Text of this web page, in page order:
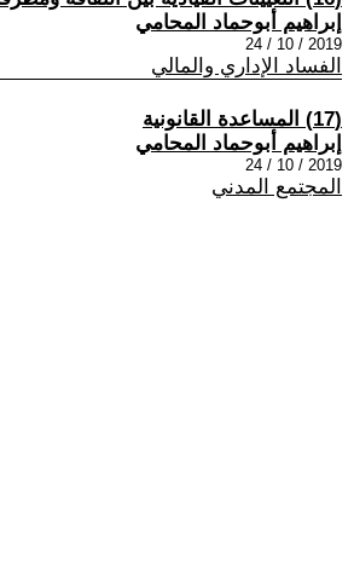
إبراهيم أبوحماد المحامي
2019 / 10 / 24
الفساد الإداري والمالي
(17) المساعدة القانونية
إبراهيم أبوحماد المحامي
2019 / 10 / 24
المجتمع المدني